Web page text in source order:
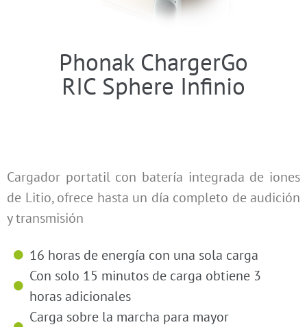
Phonak ChargerGo
RIC Sphere Infinio
Cargador portatil con batería integrada de iones
de Litio, ofrece hasta un día completo de audición
y transmisión
16 horas de energía con una sola carga
Con solo 15 minutos de carga obtiene 3
horas adicionales
Carga sobre la marcha para mayor